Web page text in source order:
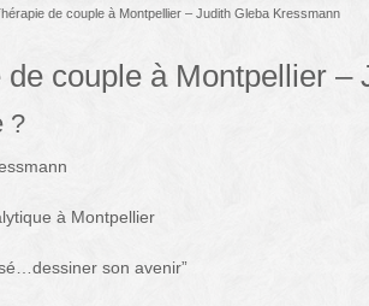
de couple à Montpellier – Judith Gleba Kressmann
de couple à Montpellier –
?
à Montpellier
son avenir”